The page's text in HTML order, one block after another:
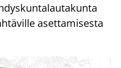
aset­ta­mi­ses­ta